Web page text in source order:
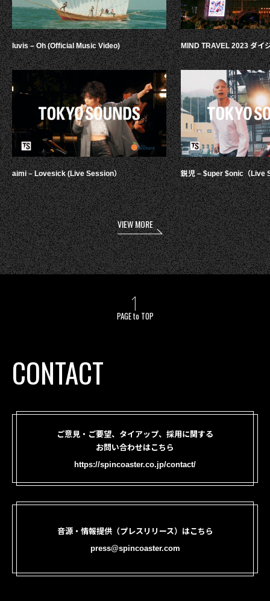
luvis – Oh (Official Music Video)
aimi – Lovesick (Live Session）
MIND TRAVEL 2023 ダイ
鋭児 – $uper $onic（Live
VIEW MORE
PAGE to TOP
CONTACT
ご意見・ご要望、タイアップ、採用に関する
お問い合わせはこちら
https://spincoaster.co.jp/contact/
音源・情報提供（プレスリリース）はこちら
press@spincoaster.com